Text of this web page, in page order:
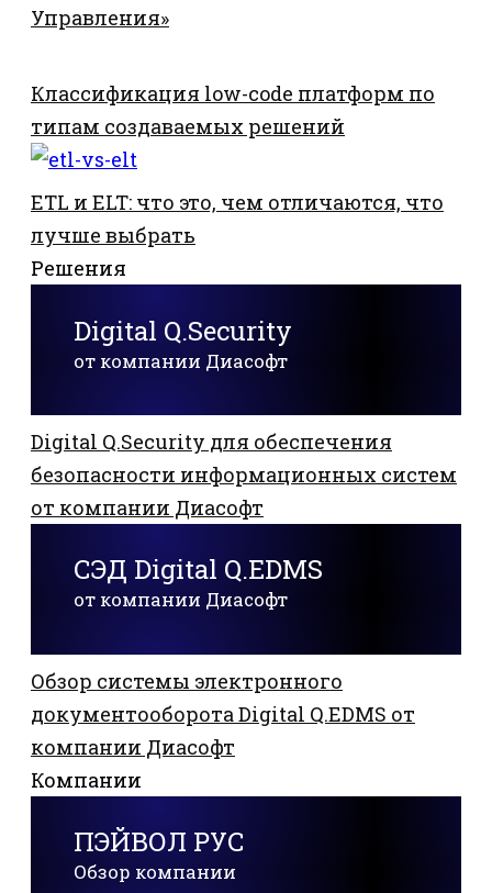
Управления»
Классификация low-code платформ по
типам создаваемых решений
ETL и ELT: что это, чем отличаются, что
лучше выбрать
Решения
Digital Q.Security
от компании Диасофт
Digital Q.Security для обеспечения
безопасности информационных систем
от компании Диасофт
СЭД Digital Q.EDMS
от компании Диасофт
Обзор системы электронного
документооборота Digital Q.EDMS от
компании Диасофт
Компании
ПЭЙВОЛ РУС
Обзор компании